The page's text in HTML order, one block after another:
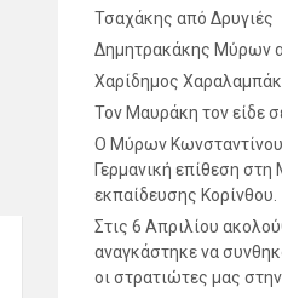
Τσαχάκης από Δρυγιές
Δημητρακάκης Μύρων
Χαρίδημος
Τον Μαυράκη τον είδε
Ο Μύρων Κωνσταντίνου
Γερμανική επίθεση
εκπαίδευσης Κορίνθου.
Στις 6 Απριλίου
αναγκάστηκε να
οι στρατιώτες μας